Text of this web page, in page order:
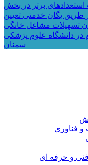
برتر در بخش
طریق یگان خدمتی تعیین
تومان تسهیلات مشاغل خانگی
در دانشگاه علوم پزشکی
سمنان
و فناوری
و حرفه ای